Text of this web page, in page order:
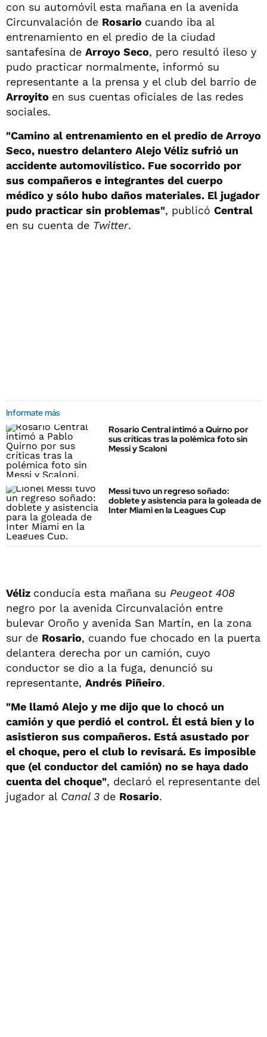
con su automóvil esta mañana en la avenida
Circunvalación de Rosario cuando iba al
entrenamiento en el predio de la ciudad
santafesina de Arroyo Seco, pero resultó ileso y
pudo practicar normalmente, informó su
representante a la prensa y el club del barrio de
Arroyito en sus cuentas oficiales de las redes
sociales.
"Camino al entrenamiento en el predio de Arroyo
Seco, nuestro delantero Alejo Véliz sufrió un
accidente automovilístico. Fue socorrido por
sus compañeros e integrantes del cuerpo
médico y sólo hubo daños materiales. El jugador
pudo practicar sin problemas", publicó Central
en su cuenta de Twitter.
Informate más
Rosario Central intimó a Quirno por
sus críticas tras la polémica foto sin
Messi y Scaloni
Messi tuvo un regreso soñado:
doblete y asistencia para la goleada de
Inter Miami en la Leagues Cup
Véliz conducía esta mañana su Peugeot 408
negro por la avenida Circunvalación entre
bulevar Oroño y avenida San Martín, en la zona
sur de Rosario, cuando fue chocado en la puerta
delantera derecha por un camión, cuyo
conductor se dio a la fuga, denunció su
representante, Andrés Piñeiro.
"Me llamó Alejo y me dijo que lo chocó un
camión y que perdió el control. Él está bien y lo
asistieron sus compañeros. Está asustado por
el choque, pero el club lo revisará. Es imposible
que (el conductor del camión) no se haya dado
cuenta del choque", declaró el representante del
jugador al Canal 3 de Rosario.